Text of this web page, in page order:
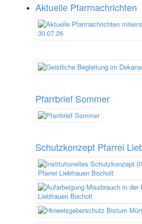
Aktuelle Pfarrnachrichten
Pfarrbrief Sommer
Schutzkonzept Pfarrei